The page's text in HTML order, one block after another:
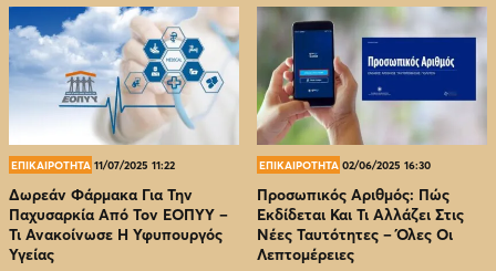
ΕΠΙΚΑΙΡΟΤΗΤΑ 11/07/2025 11:22
Δωρεάν Φάρμακα Για Την
Παχυσαρκία Από Τον EOΠΥΥ –
Τι Ανακοίνωσε Η Υφυπουργός
Υγείας
ΕΠΙΚΑΙΡΟΤΗΤΑ 02/06/2025 16:30
Προσωπικός Αριθμός: Πώς
Εκδίδεται Και Τι Αλλάζει Στις
Νέες Ταυτότητες – Όλες Οι
Λεπτομέρειες